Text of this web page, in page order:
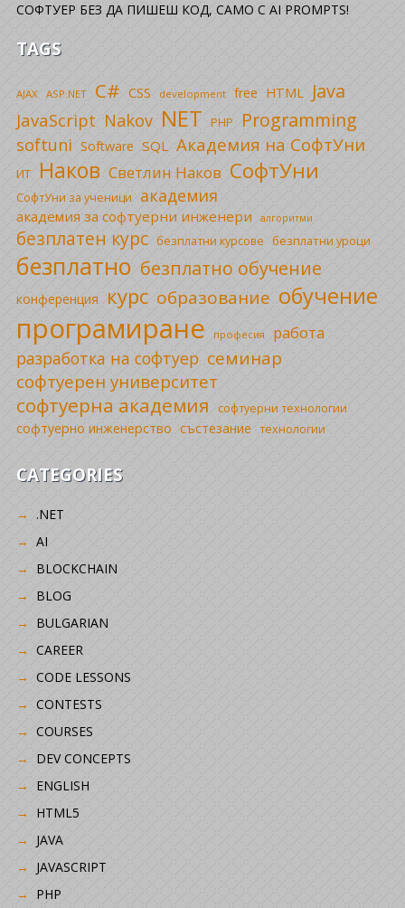
СОФТУЕР БЕЗ ДА ПИШЕШ КОД, САМО С AI PROMPTS!
TAGS
AJAX ASP.NET C# CSS development free HTML Java
JavaScript Nakov NET PHP Programming
softuni Software SQL Академия на СофтУни
ИТ Наков Светлин Наков СофтУни
СофтУни за ученици академия
академия за софтуерни инженери алгоритми
безплатен курс безплатни курсове безплатни уроци
безплатно безплатно обучение
конференция курс образование обучение
програмиране професия работа
разработка на софтуер семинар
софтуерен университет
софтуерна академия софтуерни технологии
софтуерно инженерство състезание технологии
CATEGORIES
.NET
AI
BLOCKCHAIN
BLOG
BULGARIAN
CAREER
CODE LESSONS
CONTESTS
COURSES
DEV CONCEPTS
ENGLISH
HTML5
JAVA
JAVASCRIPT
PHP